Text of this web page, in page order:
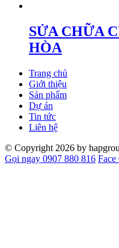
SỬA CHỮA
HÒA
Trang chủ
Giới thiệu
Sản phẩm
Dự án
Tin tức
Liên hệ
© Copyright 2026 by
Gọi ngay 0907 880 816 Face